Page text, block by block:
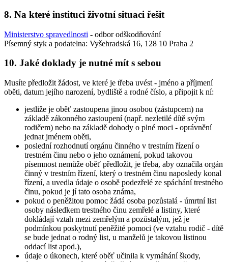
8. Na které instituci životní situaci řešit
Ministerstvo spravedlnosti - odbor odškodňování
Písemný styk a podatelna: Vyšehradská 16, 128 10 Praha 2
10. Jaké doklady je nutné mít s sebou
Musíte předložit žádost, ve které je třeba uvést - jméno a příjmení
oběti, datum jejího narození, bydliště a rodné číslo, a připojit k ní:
jestliže je oběť zastoupena jinou osobou (zástupcem) na
základě zákonného zastoupení (např. nezletilé dítě svým
rodičem) nebo na základě dohody o plné moci - oprávnění
jednat jménem oběti,
poslední rozhodnutí orgánu činného v trestním řízení o
trestném činu nebo o jeho oznámení, pokud takovou
písemnost nemůže oběť předložit, je třeba, aby označila orgán
činný v trestním řízení, který o trestném činu naposledy konal
řízení, a uvedla údaje o osobě podezřelé ze spáchání trestného
činu, pokud je jí tato osoba známa,
pokud o peněžitou pomoc žádá osoba pozůstalá - úmrtní list
osoby následkem trestného činu zemřelé a listiny, které
dokládají vztah mezi zemřelým a pozůstalým, jež je
podmínkou poskytnutí peněžité pomoci (ve vztahu rodič - dítě
se bude jednat o rodný list, u manželů je takovou listinou
oddací list apod.),
údaje o úkonech, které oběť učinila k vymáhání škody,